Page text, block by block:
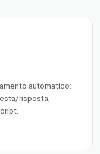
automatico:
risposta,